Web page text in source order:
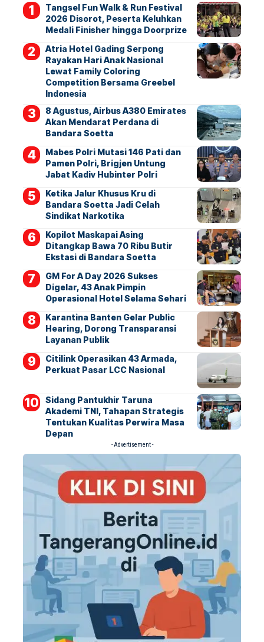
Tangsel Fun Walk & Run Festival
2026 Disorot, Peserta Keluhkan
Medali Finisher hingga Doorprize
Atria Hotel Gading Serpong
Rayakan Hari Anak Nasional
Lewat Family Coloring
Competition Bersama Greebel
Indonesia
8 Agustus, Airbus A380 Emirates
Akan Mendarat Perdana di
Bandara Soetta
Mabes Polri Mutasi 146 Pati dan
Pamen Polri, Brigjen Untung
Jabat Kadiv Hubinter Polri
Ketika Jalur Khusus Kru di
Bandara Soetta Jadi Celah
Sindikat Narkotika
Kopilot Maskapai Asing
Ditangkap Bawa 70 Ribu Butir
Ekstasi di Bandara Soetta
GM For A Day 2026 Sukses
Digelar, 43 Anak Pimpin
Operasional Hotel Selama Sehari
Karantina Banten Gelar Public
Hearing, Dorong Transparansi
Layanan Publik
Citilink Operasikan 43 Armada,
Perkuat Pasar LCC Nasional
Sidang Pantukhir Taruna
Akademi TNI, Tahapan Strategis
Tentukan Kualitas Perwira Masa
Depan
- Advertisement -